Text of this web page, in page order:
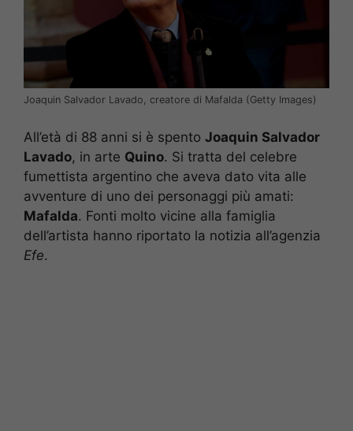
Joaquin Salvador Lavado, creatore di Mafalda (Getty Images)
All’età di 88 anni si è spento Joaquin Salvador
Lavado, in arte Quino. Si tratta del celebre
fumettista argentino che aveva dato vita alle
avventure di uno dei personaggi più amati:
Mafalda. Fonti molto vicine alla famiglia
dell’artista hanno riportato la notizia all’agenzia
Efe.